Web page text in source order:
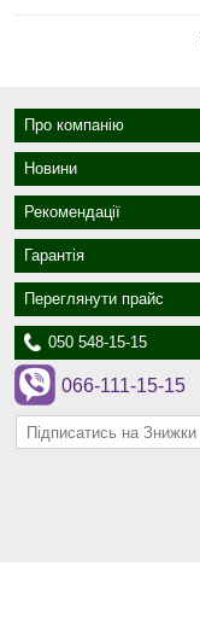
Про компанію
Новини
Рекомендації
Гарантія
Переглянути прайс
050 548-15-15
066-111-15-15